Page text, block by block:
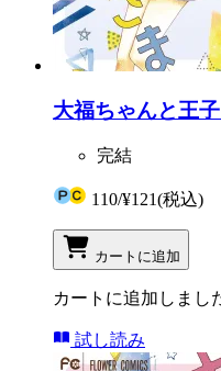
大福ちゃんと王
完結
110/¥121(税込)
カートに追加
カートに追加しまし
試し読み